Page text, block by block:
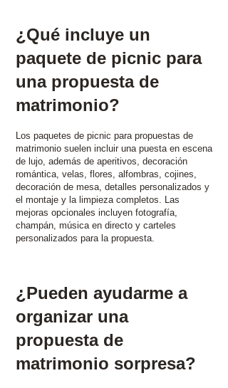
¿Qué incluye un
paquete de picnic para
una propuesta de
matrimonio?
Los paquetes de picnic para propuestas de
matrimonio suelen incluir una puesta en escena
de lujo, además de aperitivos, decoración
romántica, velas, flores, alfombras, cojines,
decoración de mesa, detalles personalizados y
el montaje y la limpieza completos. Las
mejoras opcionales incluyen fotografía,
champán, música en directo y carteles
personalizados para la propuesta.
¿Pueden ayudarme a
organizar una
propuesta de
matrimonio sorpresa?